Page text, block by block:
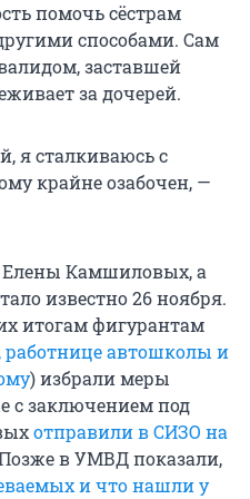
помочь сёстрам
способами. Сам
заставшей
за дочерей.
я сталкиваюсь с
крайне озабочен, —
Камшиловых, а
известно 26 ноября.
итогам фигурантам
автошколы и
) избрали меры
с заключением под
отправили в СИЗО на
в УМВД показали,
и что нашли у